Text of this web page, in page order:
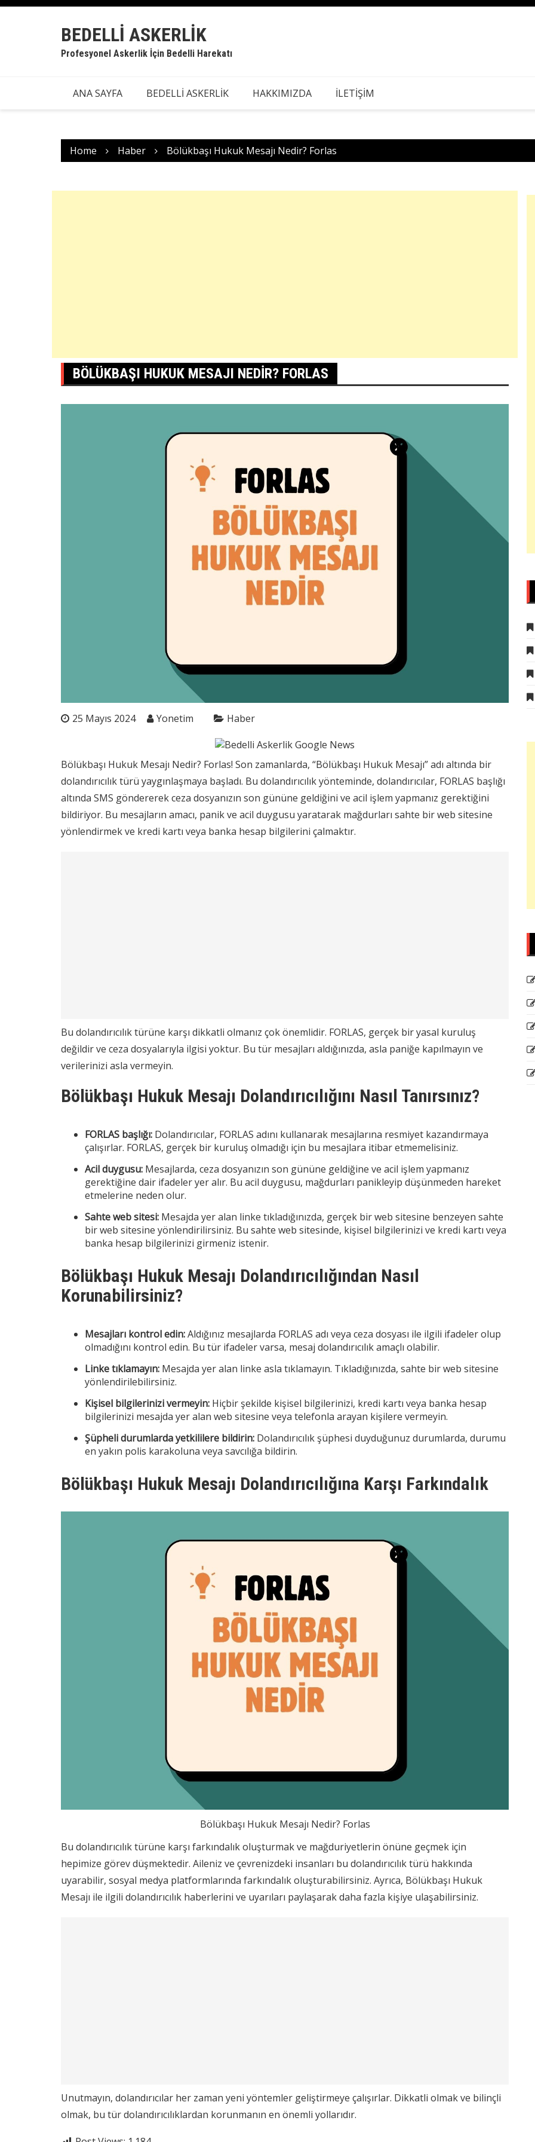
Skip
BEDELLI ASKERLIK
Profesyonel Askerlik İçin Bedelli Harekatı
ANA SAYFA BEDELLİ ASKERLİK HAKKIMIZDA İLETİŞİM
Home Haber Bölükbaşı Hukuk Mesajı Nedir? Forlas
BÖLÜKBAŞI HUKUK MESAJI NEDIR? FORLAS
25 Mayıs 2024 Yonetim Haber
Bölükbaşı Hukuk Mesajı Nedir? Forlas! Son zamanlarda, “Bölükbaşı Hukuk Mesajı” adı altında bir
dolandırıcılık türü yaygınlaşmaya başladı. Bu dolandırıcılık yönteminde, dolandırıcılar, FORLAS başlığı
altında SMS göndererek ceza dosyanızın son gününe geldiğini ve acil işlem yapmanız gerektiğini
bildiriyor. Bu mesajların amacı, panik ve acil duygusu yaratarak mağdurları sahte bir web sitesine
yönlendirmek ve kredi kartı veya banka hesap bilgilerini çalmaktır.
Bu dolandırıcılık türüne karşı dikkatli olmanız çok önemlidir. FORLAS, gerçek bir yasal kuruluş
değildir ve ceza dosyalarıyla ilgisi yoktur. Bu tür mesajları aldığınızda, asla paniğe kapılmayın ve
verilerinizi asla vermeyin.
Bölükbaşı Hukuk Mesajı Dolandırıcılığını Nasıl Tanırsınız?
FORLAS başlığı: Dolandırıcılar, FORLAS adını kullanarak mesajlarına resmiyet kazandırmaya
çalışırlar. FORLAS, gerçek bir kuruluş olmadığı için bu mesajlara itibar etmemelisiniz.
Acil duygusu: Mesajlarda, ceza dosyanızın son gününe geldiğine ve acil işlem yapmanız
gerektiğine dair ifadeler yer alır. Bu acil duygusu, mağdurları panikleyip düşünmeden hareket
etmelerine neden olur.
Sahte web sitesi: Mesajda yer alan linke tıkladığınızda, gerçek bir web sitesine benzeyen sahte
bir web sitesine yönlendirilirsiniz. Bu sahte web sitesinde, kişisel bilgilerinizi ve kredi kartı veya
banka hesap bilgilerinizi girmeniz istenir.
Bölükbaşı Hukuk Mesajı Dolandırıcılığından Nasıl
Korunabilirsiniz?
Mesajları kontrol edin:Aldığınız mesajlarda FORLAS adı veya ceza dosyası ile ilgili ifadeler olup
olmadığını kontrol edin. Bu tür ifadeler varsa, mesaj dolandırıcılık amaçlı olabilir.
Linke tıklamayın: Mesajda yer alan linke asla tıklamayın. Tıkladığınızda, sahte bir web sitesine
yönlendirilebilirsiniz.
Kişisel bilgilerinizi vermeyin: Hiçbir şekilde kişisel bilgilerinizi, kredi kartı veya banka hesap
bilgilerinizi mesajda yer alan web sitesine veya telefonla arayan kişilere vermeyin.
Şüpheli durumlarda yetkililere bildirin: Dolandırıcılık şüphesi duyduğunuz durumlarda, durumu
en yakın polis karakoluna veya savcılığa bildirin.
Bölükbaşı Hukuk Mesajı Dolandırıcılığına Karşı Farkındalık
Bölükbaşı Hukuk Mesajı Nedir? Forlas
Bu dolandırıcılık türüne karşı farkındalık oluşturmak ve mağduriyetlerin önüne geçmek için
hepimize görev düşmektedir. Aileniz ve çevrenizdeki insanları bu dolandırıcılık türü hakkında
uyarabilir, sosyal medya platformlarında farkındalık oluşturabilirsiniz. Ayrıca, Bölükbaşı Hukuk
Mesajı ile ilgili dolandırıcılık haberlerini ve uyarıları paylaşarak daha fazla kişiye ulaşabilirsiniz.
Unutmayın, dolandırıcılar her zaman yeni yöntemler geliştirmeye çalışırlar. Dikkatli olmak ve bilinçli
olmak, bu tür dolandırıcılıklardan korunmanın en önemli yollarıdır.